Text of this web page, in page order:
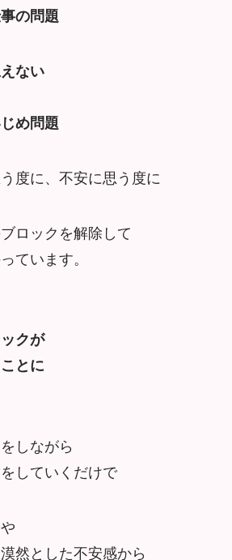
の問題
ない
め問題
度に、不安に思う度に
ロックを解除して
ています。
クが
とに
しながら
していくだけで
然とした不安感から